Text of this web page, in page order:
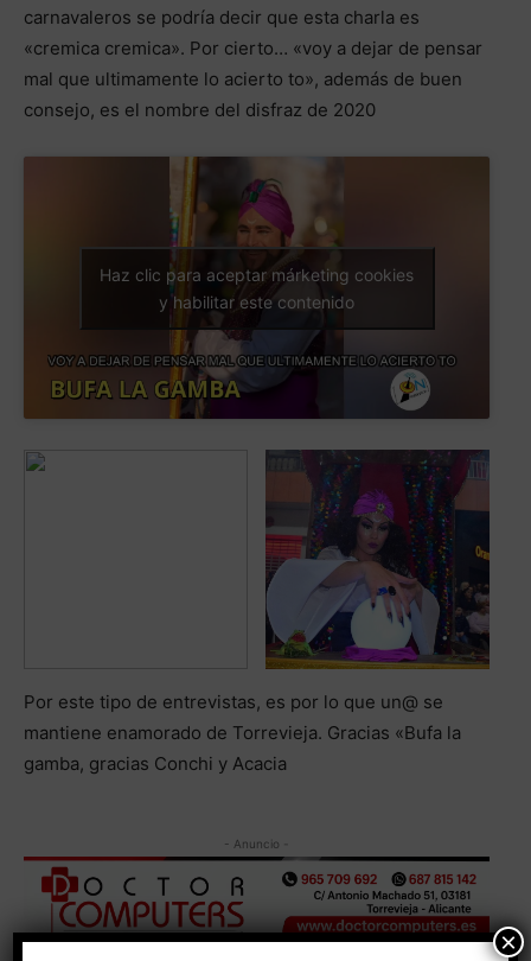
carnavaleros se podría decir que esta charla es
«cremica cremica». Por cierto… «voy a dejar de pensar
mal que ultimamente lo acierto to», además de buen
consejo, es el nombre del disfraz de 2020
Haz clic para aceptar márketing cookies
y habilitar este contenido
Por este tipo de entrevistas, es por lo que un@ se
mantiene enamorado de Torrevieja. Gracias «Bufa la
gamba, gracias Conchi y Acacia
- Anuncio -
×